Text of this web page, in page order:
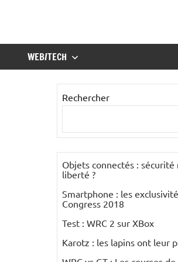
WEB/TECH
Rechercher
Objets connectés :
liberté ?
Smartphone : les
Congress 2018
Test : WRC 2 sur XBox
Karotz : les lapins ont leur